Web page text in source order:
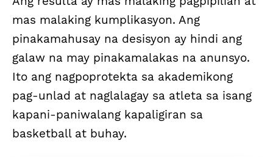
mas malaking kumplikasyon. Ang
pinakamahusay na desisyon ay hindi ang
galaw na may pinakamalakas na anunsyo.
Ito ang nagpoprotekta sa akademikong
pag-unlad at naglalagay sa atleta sa isang
kapani-paniwalang kapaligiran sa
basketball at buhay.